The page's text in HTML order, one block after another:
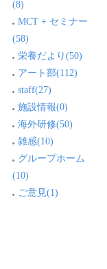
(8)
MCT + セミナー
(58)
栄養だより(50)
アート部(112)
staff(27)
施設情報(0)
海外研修(50)
雑感(10)
グループホーム
(10)
ご意見(1)